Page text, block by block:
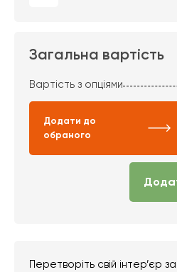
Загальна вартість
Вартість з опціями
Додати до
обраного
Перетворіть свій інтер’єр